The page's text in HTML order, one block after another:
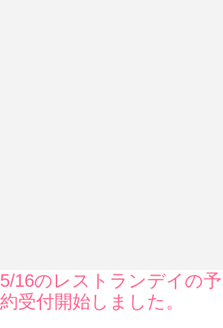
5/16のレストランデイの予
約受付開始しました。